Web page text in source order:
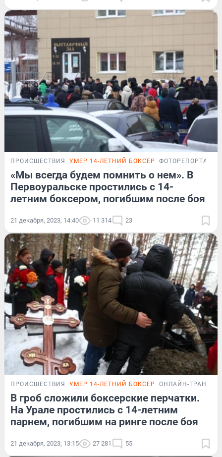
ПРОИСШЕСТВИЯ УМЕР 14-ЛЕТНИЙ БОКСЕР ФОТОРЕПОРТАЖ
«Мы всегда будем помнить о нем». В
Первоуральске простились с 14-
летним боксером, погибшим после боя
21 декабря, 2023, 14:40 11 314 23
ПРОИСШЕСТВИЯ УМЕР 14-ЛЕТНИЙ БОКСЕР ОНЛАЙН-
В гроб сложили боксерские перчатки.
На Урале простились с 14-летним
парнем, погибшим на ринге после боя
21 декабря, 2023, 13:15 27 281 55